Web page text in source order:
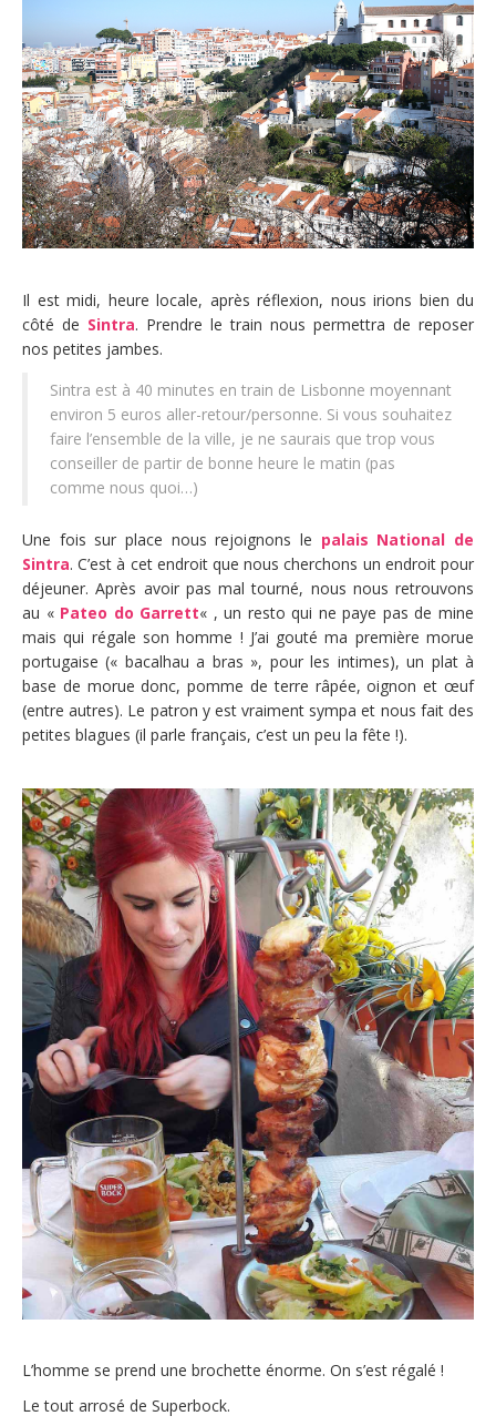
Il est midi, heure locale, après réflexion, nous irions bien du
côté de Sintra. Prendre le train nous permettra de reposer
nos petites jambes.
Sintra est à 40 minutes en train de Lisbonne moyennant
environ 5 euros aller-retour/personne. Si vous souhaitez
faire l’ensemble de la ville, je ne saurais que trop vous
conseiller de partir de bonne heure le matin (pas
comme nous quoi…)
Une fois sur place nous rejoignons le palais National de
Sintra. C’est à cet endroit que nous cherchons un endroit pour
déjeuner. Après avoir pas mal tourné, nous nous retrouvons
au « Pateo do Garrett« , un resto qui ne paye pas de mine
mais qui régale son homme ! J’ai gouté ma première morue
portugaise (« bacalhau a bras », pour les intimes), un plat à
base de morue donc, pomme de terre râpée, oignon et œuf
(entre autres). Le patron y est vraiment sympa et nous fait des
petites blagues (il parle français, c’est un peu la fête !).
L’homme se prend une brochette énorme. On s’est régalé !
Le tout arrosé de Superbock.